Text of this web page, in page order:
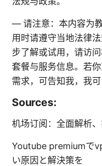
— 请注意：本内容为
用时请遵守当地法律
步了解或试用，请访
套餐与服务信息。若
需求，可告知我，我
Sources:
机场订阅：全面解析
Youtube premiumで
い原因と解決策を